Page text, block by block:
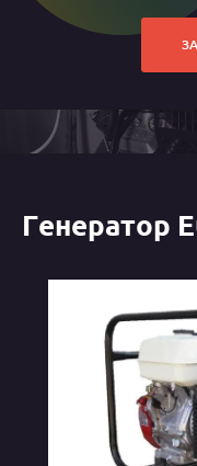
Генератор